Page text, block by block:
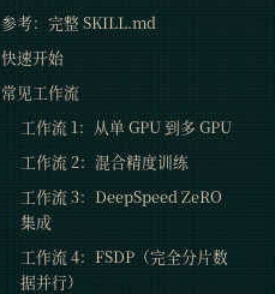
参考：完整 SKILL.md
快速开始
常见工作流
工作流 1：从单 GPU 到多 GPU
工作流 2：混合精度训练
工作流 3：DeepSpeed ZeRO
集成
工作流 4：FSDP（完全分片数
据并行）